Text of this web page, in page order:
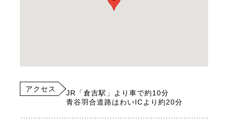
アクセス
JR「倉吉駅」より車で約10分
青谷羽合道路はわいICより約20分